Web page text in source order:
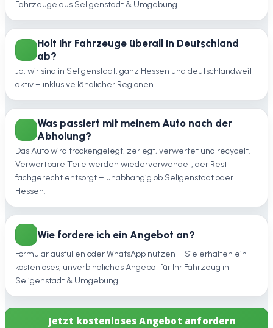
Fahrzeuge aus Seligenstadt & Umgebung.
Holt ihr Fahrzeuge überall in Deutschland
ab?
Ja, wir sind in Seligenstadt, ganz Hessen und deutschlandweit
aktiv – inklusive ländlicher Regionen.
Was passiert mit meinem Auto nach der
Abholung?
Das Auto wird trockengelegt, zerlegt, verwertet und recycelt.
Verwertbare Teile werden wiederverwendet, der Rest
fachgerecht entsorgt – unabhängig ob Seligenstadt oder
Hessen.
Wie fordere ich ein Angebot an?
Formular ausfüllen oder WhatsApp nutzen – Sie erhalten ein
kostenloses, unverbindliches Angebot für Ihr Fahrzeug in
Seligenstadt & Umgebung.
Jetzt kostenloses Angebot anfordern